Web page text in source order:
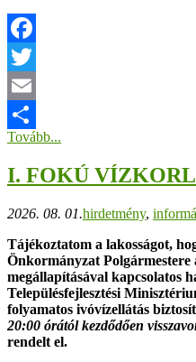
Facebook
Twitter
Email
Ossza
meg
Tovább...
I. FOKÚ
2026. 08. 01.hirdetmény,
Tájékoztatom a lakosságot,
Önkormányzat Polgármestere
megállapításával kapcsolatos
Településfejlesztési
folyamatos ivóvízellátás
20:00 órától kezdődően
rendelt el.